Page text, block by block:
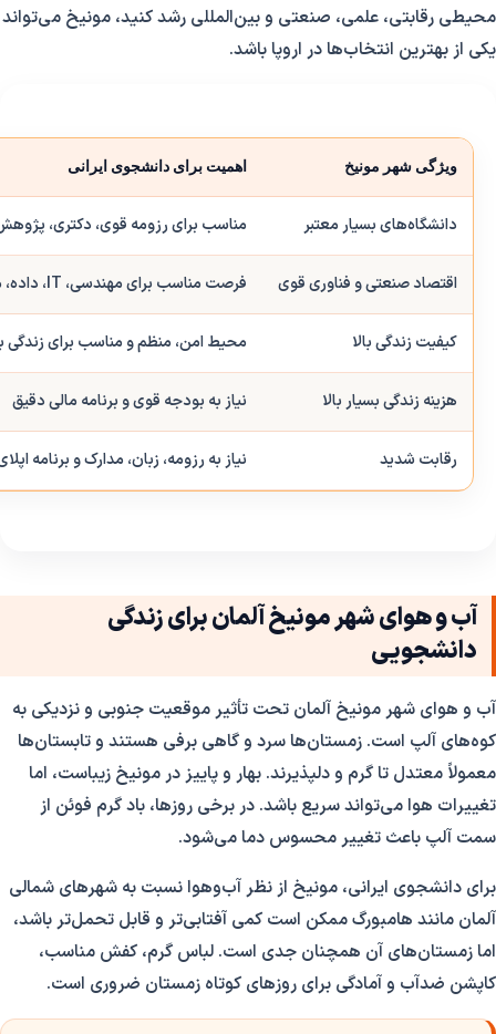
محیطی رقابتی، علمی، صنعتی و بین‌المللی رشد کنید، مونیخ می‌تواند
یکی از بهترین انتخاب‌ها در اروپا باشد.
ویژگی شهر مونیخ اهمیت برای دانشجوی ایرانی
دانشگاه‌های بسیار معتبر مناسب برای رزومه قوی، دکتری، پژوهش
اقتصاد صنعتی و فناوری قوی فرصت مناسب برای مهندسی، IT، داده، مدیریت و علوم کاربردی
کیفیت زندگی بالا محیط امن، منظم و مناسب برای زندگی
هزینه زندگی بسیار بالا نیاز به بودجه قوی و برنامه مالی دقیق
رقابت شدید نیاز به رزومه، زبان، مدارک و برنامه
آب و هوای شهر مونیخ آلمان برای زندگی
دانشجویی
آب و هوای شهر مونیخ آلمان تحت تأثیر موقعیت جنوبی و نزدیکی به
کوه‌های آلپ است. زمستان‌ها سرد و گاهی برفی هستند و تابستان‌ها
معمولاً معتدل تا گرم و دلپذیرند. بهار و پاییز در مونیخ زیباست، اما
تغییرات هوا می‌تواند سریع باشد. در برخی روزها، باد گرم فوئن از
سمت آلپ باعث تغییر محسوس دما می‌شود.
برای دانشجوی ایرانی، مونیخ از نظر آب‌وهوا نسبت به شهرهای شمالی
آلمان مانند هامبورگ ممکن است کمی آفتابی‌تر و قابل تحمل‌تر باشد،
اما زمستان‌های آن همچنان جدی است. لباس گرم، کفش مناسب،
کاپشن ضدآب و آمادگی برای روزهای کوتاه زمستان ضروری است.